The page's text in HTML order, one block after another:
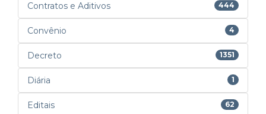
Contratos e Aditivos 444
Convênio 4
Decreto 1351
Diária 1
Editais 62